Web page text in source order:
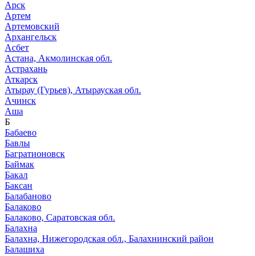
Арск
Артем
Артемовский
Архангельск
Асбет
Астана, Акмолинская обл.
Астрахань
Аткарск
Атырау (Гурьев), Атырауская обл.
Ачинск
Аша
Б
Бабаево
Бавлы
Багратионовск
Баймак
Бакал
Баксан
Балабаново
Балаково
Балаково, Саратовская обл.
Балахна
Балахна, Нижегородская обл., Балахнинский район
Балашиха